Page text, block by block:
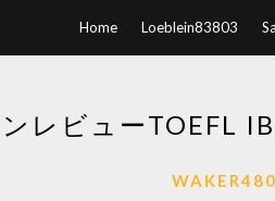
Home Loeblein83803
レビューTOEFL